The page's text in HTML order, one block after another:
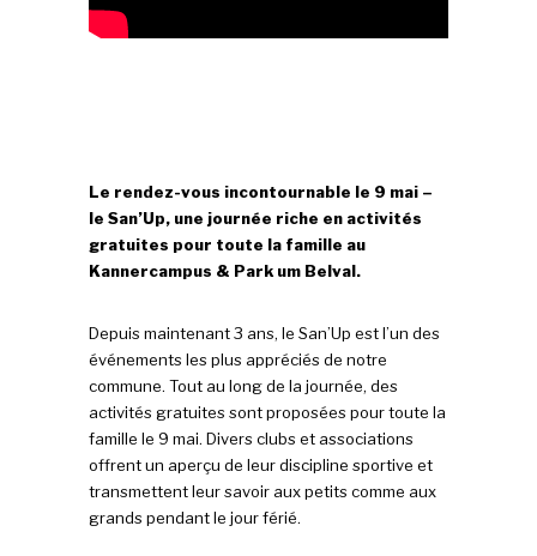
Le rendez-vous incontournable le 9 mai –
le San’Up, une journée riche en activités
gratuites pour toute la famille au
Kannercampus & Park um Belval.
Depuis maintenant 3 ans, le San’Up est l’un des
événements les plus appréciés de notre
commune. Tout au long de la journée, des
activités gratuites sont proposées pour toute la
famille le 9 mai. Divers clubs et associations
offrent un aperçu de leur discipline sportive et
transmettent leur savoir aux petits comme aux
grands pendant le jour férié.